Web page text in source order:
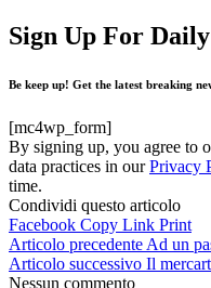
Sign Up For
Be keep up! Get the latest breaking
[mc4wp_form]
By signing up, you agree to
data practices in ourPrivacy
time.
Condividi questo articolo
Facebook Copy Link Print
Articolo precedente Ad un
Articolo successivo Il
Nessun commento